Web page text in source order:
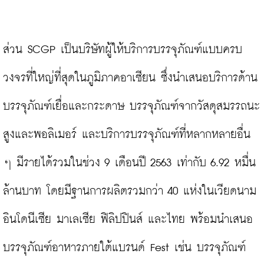
ส่วน SCGP เป็นบริษัทผู้ให้บริการบรรจุภัณฑ์แบบครบ
วงจรที่ใหญ่ที่สุดในภูมิภาคอาเซียน ซึ่งนำเสนอบริการด้าน
บรรจุภัณฑ์เยื่อและกระดาษ บรรจุภัณฑ์จากวัสดุสมรรถนะ
สูงและพอลิเมอร์ และบริการบรรจุภัณฑ์ที่หลากหลายอื่น
ๆ มีรายได้รวมในช่วง 9 เดือนปี 2563 เท่ากับ 6.92 หมื่น
ล้านบาท โดยมีฐานการผลิตรวมกว่า 40 แห่งในเวียดนาม
อินโดนีเซีย มาเลเซีย ฟิลิปปินส์ และไทย พร้อมนำเสนอ
บรรจุภัณฑ์อาหารภายใต้แบรนด์ Fest เช่น บรรจุภัณฑ์